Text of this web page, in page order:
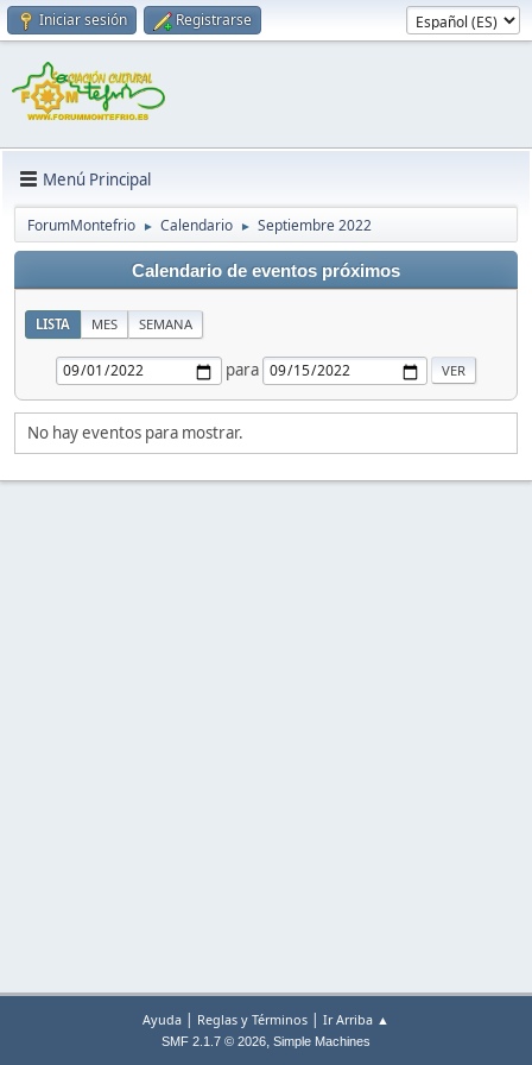
Iniciar sesión Registrarse
Menú Principal
ForumMontefrio ► Calendario ► Septiembre 2022
Calendario de eventos próximos
LISTA MES SEMANA
para
No hay eventos para mostrar.
Ayuda | Reglas y Términos | Ir Arriba ▲
SMF 2.1.7 © 2026, Simple Machines